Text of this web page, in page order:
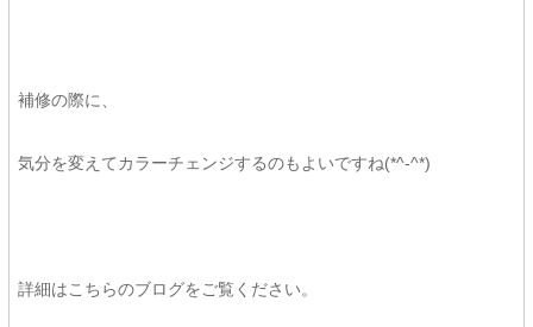
補修の際に、
気分を変えてカラーチェンジするのもよいですね(*^-^*)
詳細はこちらのブログをご覧ください。